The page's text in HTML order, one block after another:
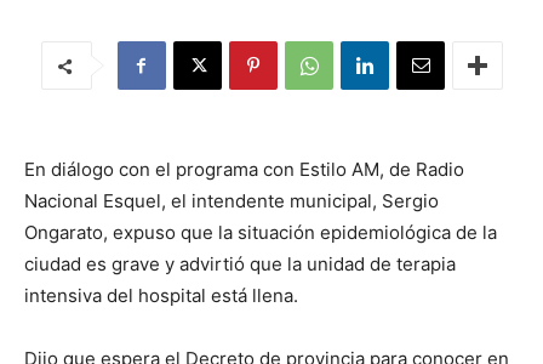
En diálogo con el programa con Estilo AM, de Radio
Nacional Esquel, el intendente municipal, Sergio
Ongarato, expuso que la situación epidemiológica de la
ciudad es grave y advirtió que la unidad de terapia
intensiva del hospital está llena.
Dijo que espera el Decreto de provincia para conocer en